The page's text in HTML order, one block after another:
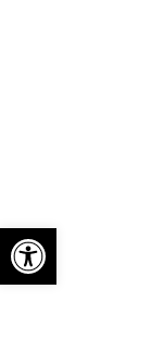
Ouvrir la barre d’outils